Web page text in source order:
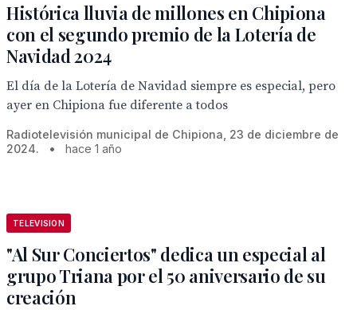
Histórica lluvia de millones en Chipiona
con el segundo premio de la Lotería de
Navidad 2024
El día de la Lotería de Navidad siempre es especial, pero
ayer en Chipiona fue diferente a todos
Radiotelevisión municipal de Chipiona, 23 de diciembre de
2024.
• hace 1 año
TELEVISION
"Al Sur Conciertos" dedica un especial al
grupo Triana por el 50 aniversario de su
creación